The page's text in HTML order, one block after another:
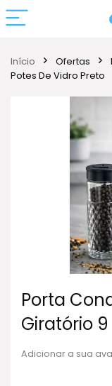
Início Ofertas
Potes De Vidro Preto
Porta
Giratório
Adicionar a sua